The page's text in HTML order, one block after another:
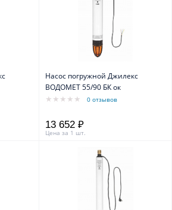
Насос погружной Джилекс
ВОДОМЕТ 55/90 БК ок
0 отзывов
13 652 ₽
Цена за 1 шт.